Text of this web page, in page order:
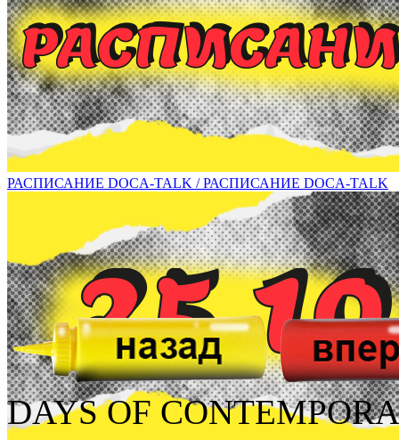
1 ноября в рамках DOCA-talk состоится встреча с
РАСПИСАНИЕ DOCA-TALK / РАСПИСАНИЕ DOCA-TALK
DAYS OF